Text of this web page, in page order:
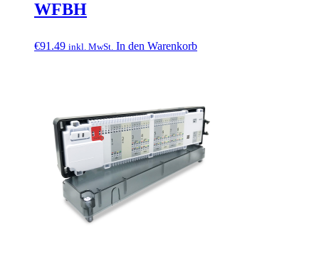
WFBH
€91.49 inkl. MwSt. In den Warenkorb